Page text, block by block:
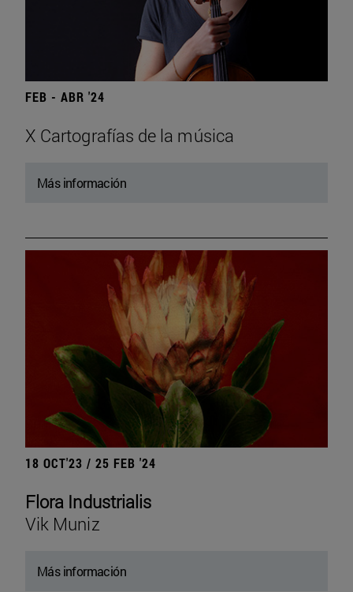
FEB - ABR '24
X Cartografías de la música
Más información
18 OCT'23 / 25 FEB '24
Flora Industrialis
Vik Muniz
Más información